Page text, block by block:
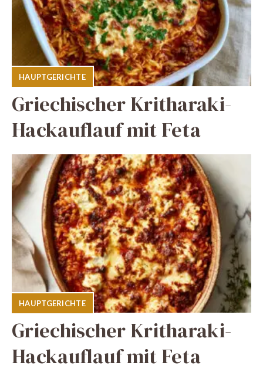
HAUPTGERICHTE
Griechischer Kritharaki-
Hackauflauf mit Feta
HAUPTGERICHTE
Griechischer Kritharaki-
Hackauflauf mit Feta